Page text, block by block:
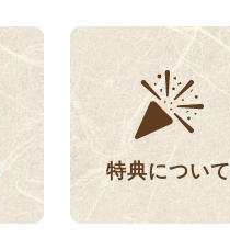
特典について